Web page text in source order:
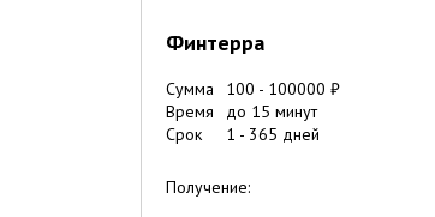
Финтерра
Сумма 100 - 100000 ₽
Время
до 15 минут
Срок
1 - 365 дней
Получение: